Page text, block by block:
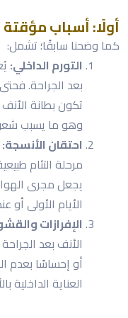
أولًا: أسباب
كما وضحنا سابقًا؛ تشمل:
التورم الداخلي:
بعد الجراحة.
تكون بطانة
وهو ما يسبب
احتقان الأنسجة:
مرحلة التئام
يجعل مجرى
الأيام الأولى أو
الإفرازات
الأنف بعد
أو إحساسًا بعدم
العناية الداخلية